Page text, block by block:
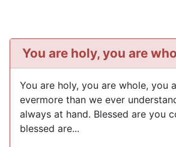
You are holy, you are
You are holy, you are whole, you
evermore than we ever
always at hand. Blessed are you
blessed are...